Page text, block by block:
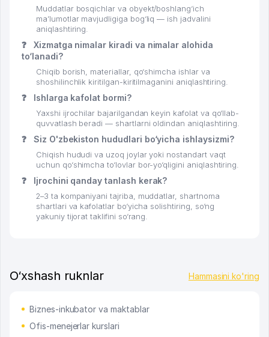
Muddatlar bosqichlar va obyekt/boshlang‘ich
ma’lumotlar mavjudligiga bog‘liq — ish jadvalini
aniqlashtiring.
❓
Xizmatga nimalar kiradi va nimalar alohida
to‘lanadi?
Chiqib borish, materiallar, qo‘shimcha ishlar va
shoshilinchlik kiritilgan-kiritilmaganini aniqlashtiring.
❓ Ishlarga kafolat bormi?
Yaxshi ijrochilar bajarilgandan keyin kafolat va qo‘llab-
quvvatlash beradi — shartlarni oldindan aniqlashtiring.
❓ Siz O'zbekiston hududlari bo‘yicha ishlaysizmi?
Chiqish hududi va uzoq joylar yoki nostandart vaqt
uchun qo‘shimcha to‘lovlar bor-yo‘qligini aniqlashtiring.
❓ Ijrochini qanday tanlash kerak?
2–3 ta kompaniyani tajriba, muddatlar, shartnoma
shartlari va kafolatlar bo‘yicha solishtiring, so‘ng
yakuniy tijorat taklifini so‘rang.
O‘xshash ruknlar Hammasini ko'ring
Biznes-inkubator va maktablar
Ofis-menejerlar kurslari